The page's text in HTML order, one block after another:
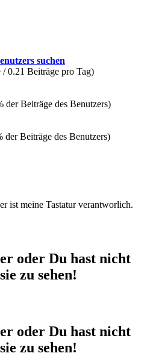
suchen
0.21 Beiträge pro Tag)
der Beiträge des Benutzers)
der Beiträge des Benutzers)
ist meine Tastatur verantworlich.
oder Du hast nicht
zu sehen!
oder Du hast nicht
zu sehen!